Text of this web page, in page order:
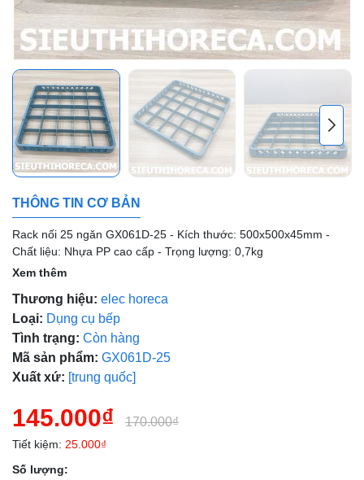
THÔNG TIN CƠ BẢN
Rack nối 25 ngăn GX061D-25 - Kích thước: 500x500x45mm -
Chất liệu: Nhựa PP cao cấp - Trọng lượng: 0,7kg
Xem thêm
Thương hiệu: elec horeca
Loại: Dụng cụ bếp
Tình trạng: Còn hàng
Mã sản phẩm: GX061D-25
Xuất xứ: [trung quốc]
145.000₫ 170.000₫
Tiết kiệm: 25.000₫
Số lượng:
Mã giảm giá: